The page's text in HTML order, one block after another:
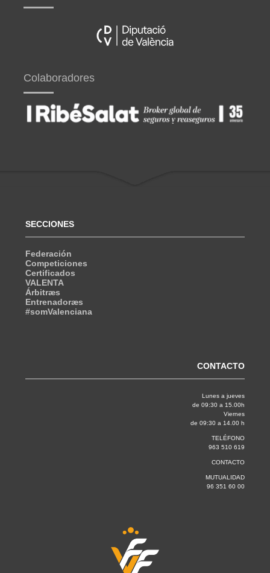
Colaboradores
SECCIONES
Federación
Competiciones
Certificados
VALENTA
Árbitræs
Entrenadoræs
#somValenciana
CONTACTO
Lunes a jueves
de 09:30 a 15.00h
Viernes
de 09:30 a 14.00 h
TELÉFONO
963 510 619
CONTACTO
MUTUALIDAD
96 351 60 00